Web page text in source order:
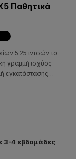
Παθητικά
5.25 ιντσών τα
γραμμή ισχύος
εγκατάστασης
3-4 εβδομάδες